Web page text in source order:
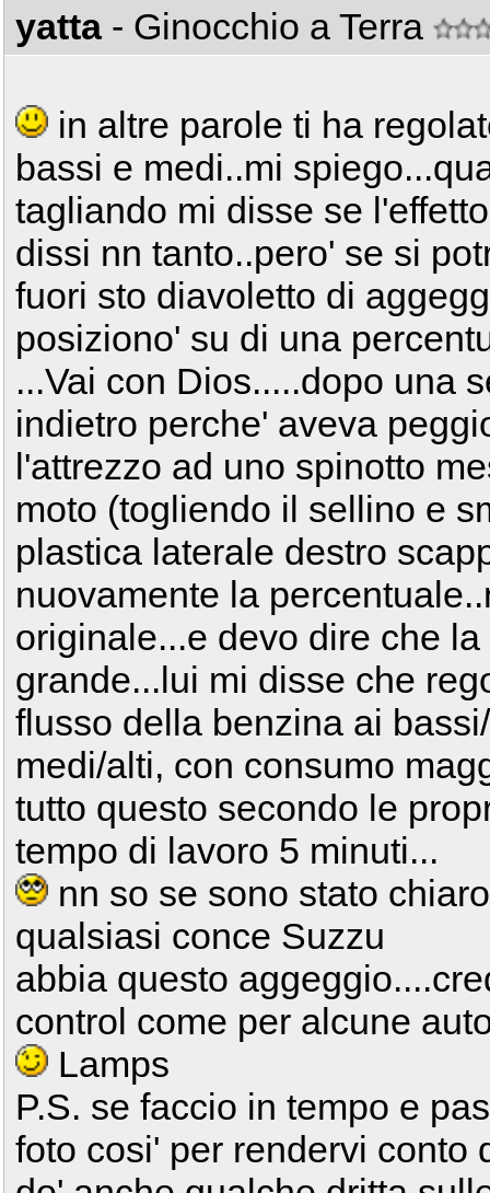
yatta - Ginocchio a Terra
in altre parole ti ha
bassi e medi..mi
tagliando mi disse se
dissi nn tanto..pero' se si
fuori sto diavoletto di
posiziono' su di una
...Vai con Dios.....dopo una
indietro perche' aveva
l'attrezzo ad uno spinotto
moto (togliendo il sellino e
plastica laterale destro
nuovamente la
originale...e devo dire che
grande...lui mi disse che
flusso della benzina ai
medi/alti, con consumo
tutto questo secondo le
tempo di lavoro 5 minuti...
nn so se sono stato
qualsiasi conce Suzzu
abbia questo
control come per alcune
Lamps
P.S. se faccio in tempo e
foto cosi' per rendervi conto